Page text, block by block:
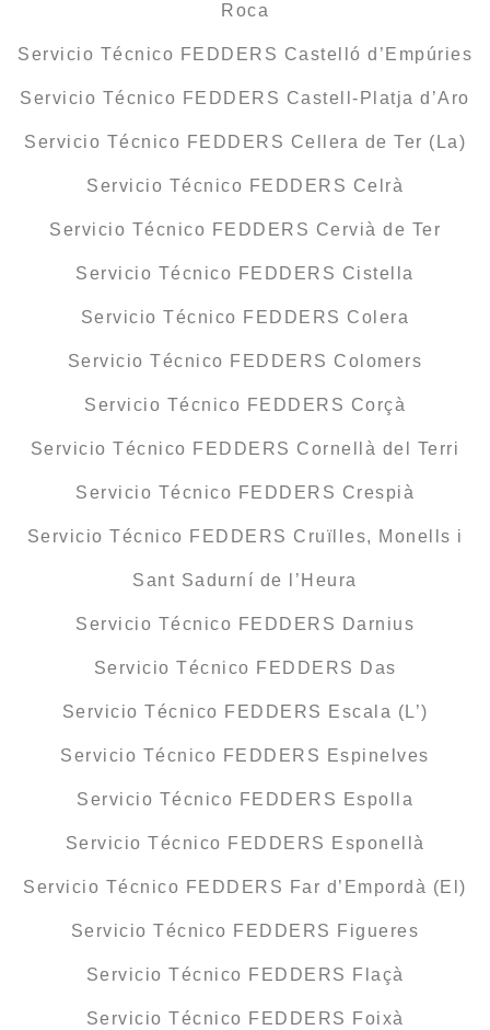
Roca
Servicio Técnico FEDDERS Castelló d’Empúries
Servicio Técnico FEDDERS Castell-Platja d’Aro
Servicio Técnico FEDDERS Cellera de Ter (La)
Servicio Técnico FEDDERS Celrà
Servicio Técnico FEDDERS Cervià de Ter
Servicio Técnico FEDDERS Cistella
Servicio Técnico FEDDERS Colera
Servicio Técnico FEDDERS Colomers
Servicio Técnico FEDDERS Corçà
Servicio Técnico FEDDERS Cornellà del Terri
Servicio Técnico FEDDERS Crespià
Servicio Técnico FEDDERS Cruïlles, Monells i
Sant Sadurní de l’Heura
Servicio Técnico FEDDERS Darnius
Servicio Técnico FEDDERS Das
Servicio Técnico FEDDERS Escala (L’)
Servicio Técnico FEDDERS Espinelves
Servicio Técnico FEDDERS Espolla
Servicio Técnico FEDDERS Esponellà
Servicio Técnico FEDDERS Far d’Empordà (El)
Servicio Técnico FEDDERS Figueres
Servicio Técnico FEDDERS Flaçà
Servicio Técnico FEDDERS Foixà